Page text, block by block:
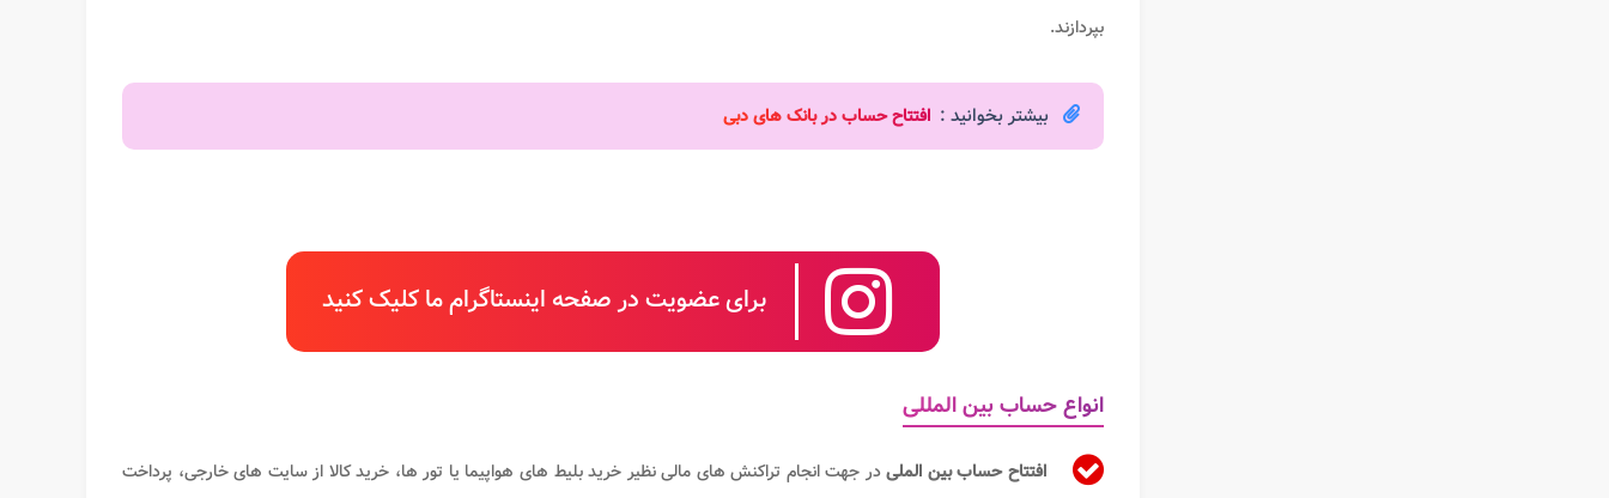
بپردازند.
بیشتر بخوانید : افتتاح حساب در بانک های دبی
برای عضویت در صفحه اینستاگرام ما کلیک کنید
انواع حساب بین المللی
افتتاح حساب بین الملیدر جهت انجام تراکنش های مالی نظیر خرید بلیط های هواپیما یا تور ها، خرید کالا از سایت های خارجی، پرداخت